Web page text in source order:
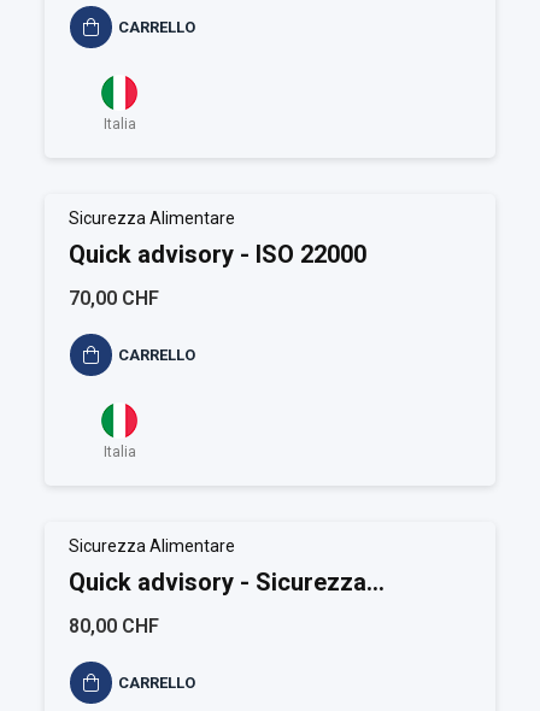
CARRELLO
Italia
Sicurezza Alimentare
Quick advisory - ISO 22000
70,00 CHF
CARRELLO
Italia
Sicurezza Alimentare
Quick advisory - Sicurezza
Alimentare
80,00 CHF
CARRELLO